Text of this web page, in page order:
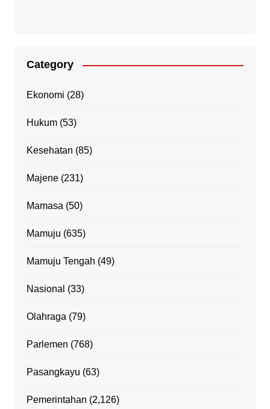
Category
Ekonomi (28)
Hukum(53)
Kesehatan (85)
Majene(231)
Mamasa (50)
Mamuju (635)
Mamuju Tengah (49)
Nasional (33)
Olahraga (79)
Parlemen (768)
Pasangkayu (63)
Pemerintahan (2,126)